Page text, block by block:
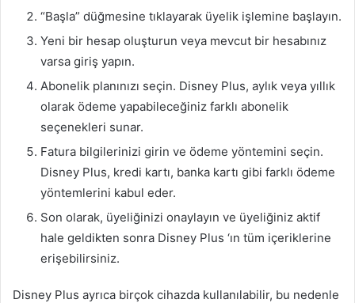
“Başla” düğmesine tıklayarak üyelik işlemine başlayın.
Yeni bir hesap oluşturun veya mevcut bir hesabınız
varsa giriş yapın.
Abonelik planınızı seçin. Disney Plus, aylık veya yıllık
olarak ödeme yapabileceğiniz farklı abonelik
seçenekleri sunar.
Fatura bilgilerinizi girin ve ödeme yöntemini seçin.
Disney Plus, kredi kartı, banka kartı gibi farklı ödeme
yöntemlerini kabul eder.
Son olarak, üyeliğinizi onaylayın ve üyeliğiniz aktif
hale geldikten sonra Disney Plus ‘ın tüm içeriklerine
erişebilirsiniz.
Disney Plus ayrıca birçok cihazda kullanılabilir, bu nedenle